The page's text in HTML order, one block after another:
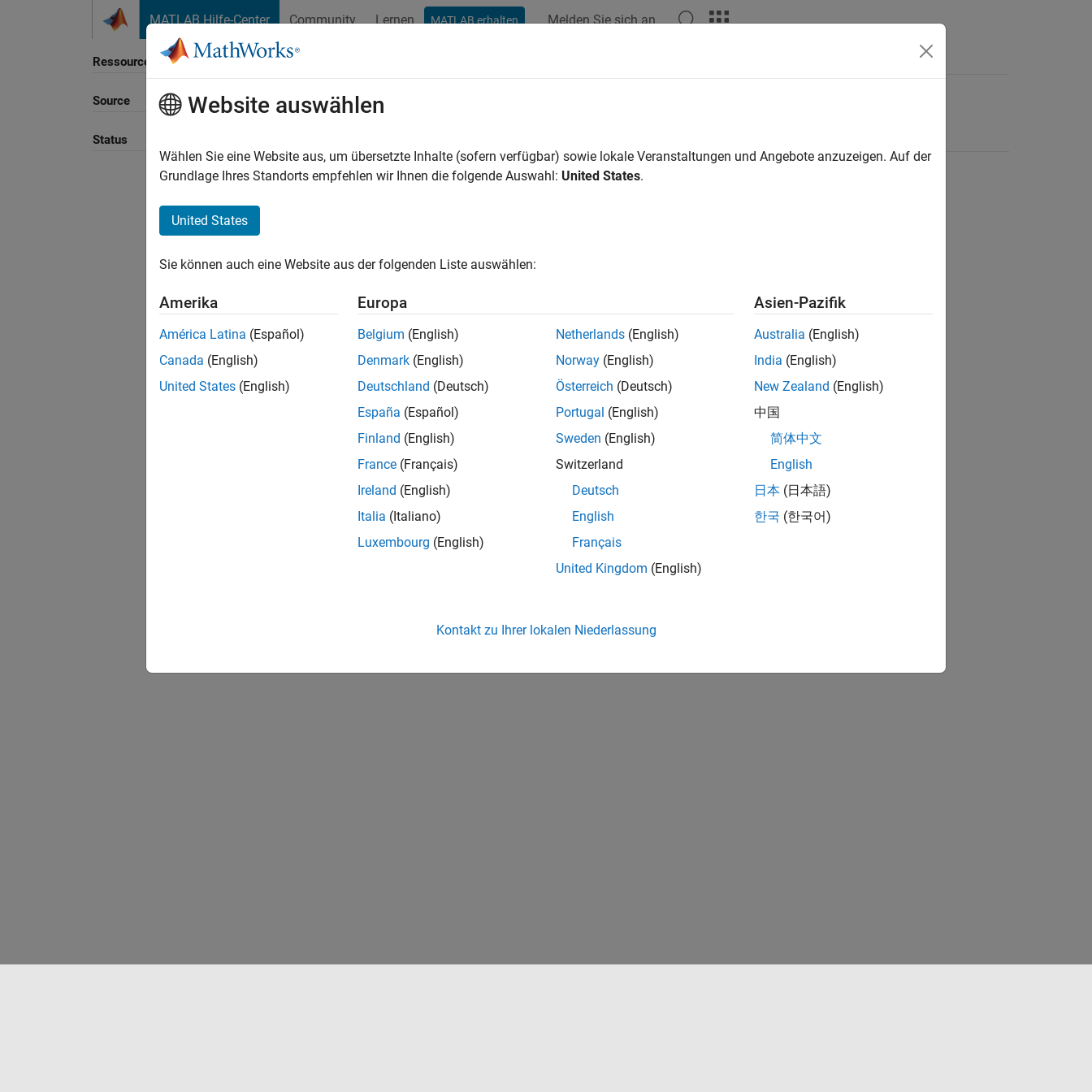
MATLAB Hilfe-Center Community Lernen MATLAB erhalten Melden Sie sich an
Ressource
Source
Status
Sortieren nach
Website auswählen
Wählen Sie eine Website aus, um übersetzte Inhalte (sofern verfügbar) sowie lokale Veranstaltungen und Angebote anzuzeigen. Auf der
Grundlage Ihres Standorts empfehlen wir Ihnen die folgende Auswahl: United States.
United States
Sie können auch eine Website aus der folgenden Liste auswählen:
Amerika
América Latina (Español)
Canada (English)
United States (English)
Europa
Belgium (English)
Denmark (English)
Deutschland (Deutsch)
España (Español)
Finland (English)
France (Français)
Ireland (English)
Italia (Italiano)
Luxembourg (English)
Netherlands (English)
Norway (English)
Österreich (Deutsch)
Portugal (English)
Sweden (English)
Switzerland
Deutsch
English
Français
United Kingdom (English)
Asien-Pazifik
Australia (English)
India (English)
New Zealand (English)
中国
简体中文
English
日本 (日本語)
한국 (한국어)
Kontakt zu Ihrer lokalen Niederlassung